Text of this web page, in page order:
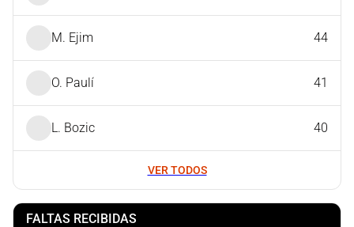
M. Ejim 44
O. Paulí 41
L. Bozic 40
VER TODOS
FALTAS RECIBIDAS